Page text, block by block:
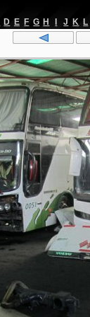
D E F G H J K L